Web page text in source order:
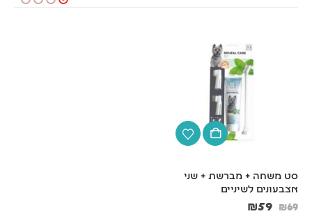
סט משחה + מברשת + שני
אצבעונים לשיניים
₪69
₪59